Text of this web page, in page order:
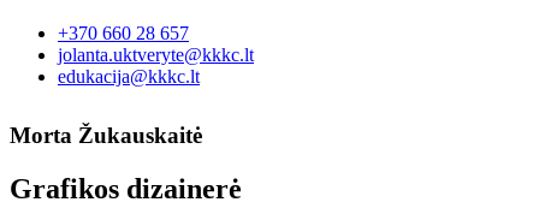
+370 660 28 657
jolanta.uktveryte@kkkc.lt
edukacija@kkkc.lt
Morta Žukauskaitė
Grafikos dizainerė